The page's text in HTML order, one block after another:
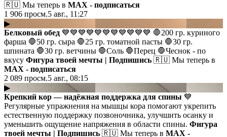
🇷🇺 Мы теперь в MAX - подписаться
1 906 просм.5 авг., 11:27
▶
Белковый обед 💙💙💙💙💙💙💙💙💙💙💙 🛑200 гр. куриного
фарша 🛑50 гр. сыра 🛑25 гр. томатной пасты 🛑30 гр.
шпината 🛑30 гр. ветчины 🛑Соль 🛑Перец 🛑Чеснок - по
вкусу Фигура твоей мечты | Подпишись 🇷🇺 Мы теперь в
MAX - подписаться
2 089 просм.5 авг., 08:15
▶
Крепкий кор — надёжная поддержка для спины 💙
Регулярные упражнения на мышцы кора помогают укрепить
естественную поддержку позвоночника, улучшить осанку и
уменьшить ощущение напряжения в области спины. Фигура
твоей мечты | Подпишись 🇷🇺 Мы теперь в MAX -